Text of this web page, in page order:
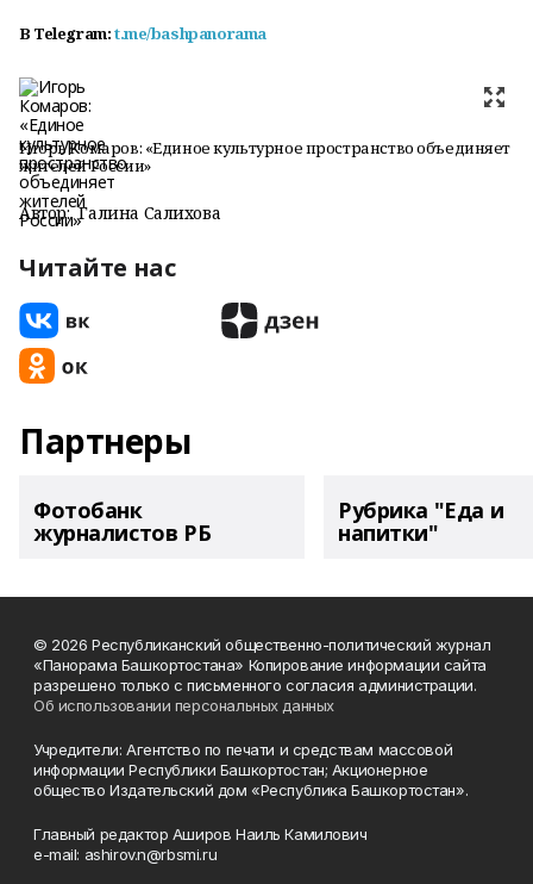
В Telegram:t.me/bashpanorama
Игорь Комаров: «Единое культурное пространство объединяет
жителей России»
Автор: Галина Салихова
Читайте нас
Партнеры
Фотобанк
журналистов РБ
Рубрика "Еда и
напитки"
© 2026 Республиканский общественно-политический журнал
«Панорама Башкортостана» Копирование информации сайта
разрешено только с письменного согласия администрации.
Об использовании персональных данных
Учредители: Агентство по печати и средствам массовой
информации Республики Башкортостан; Акционерное
общество Издательский дом «Республика Башкортостан».
Главный редактор Аширов Наиль Камилович
e-mail: ashirov.n@rbsmi.ru